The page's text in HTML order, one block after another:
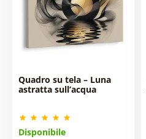
Quadro su tela – Luna
astratta sull’acqua
Disponibile